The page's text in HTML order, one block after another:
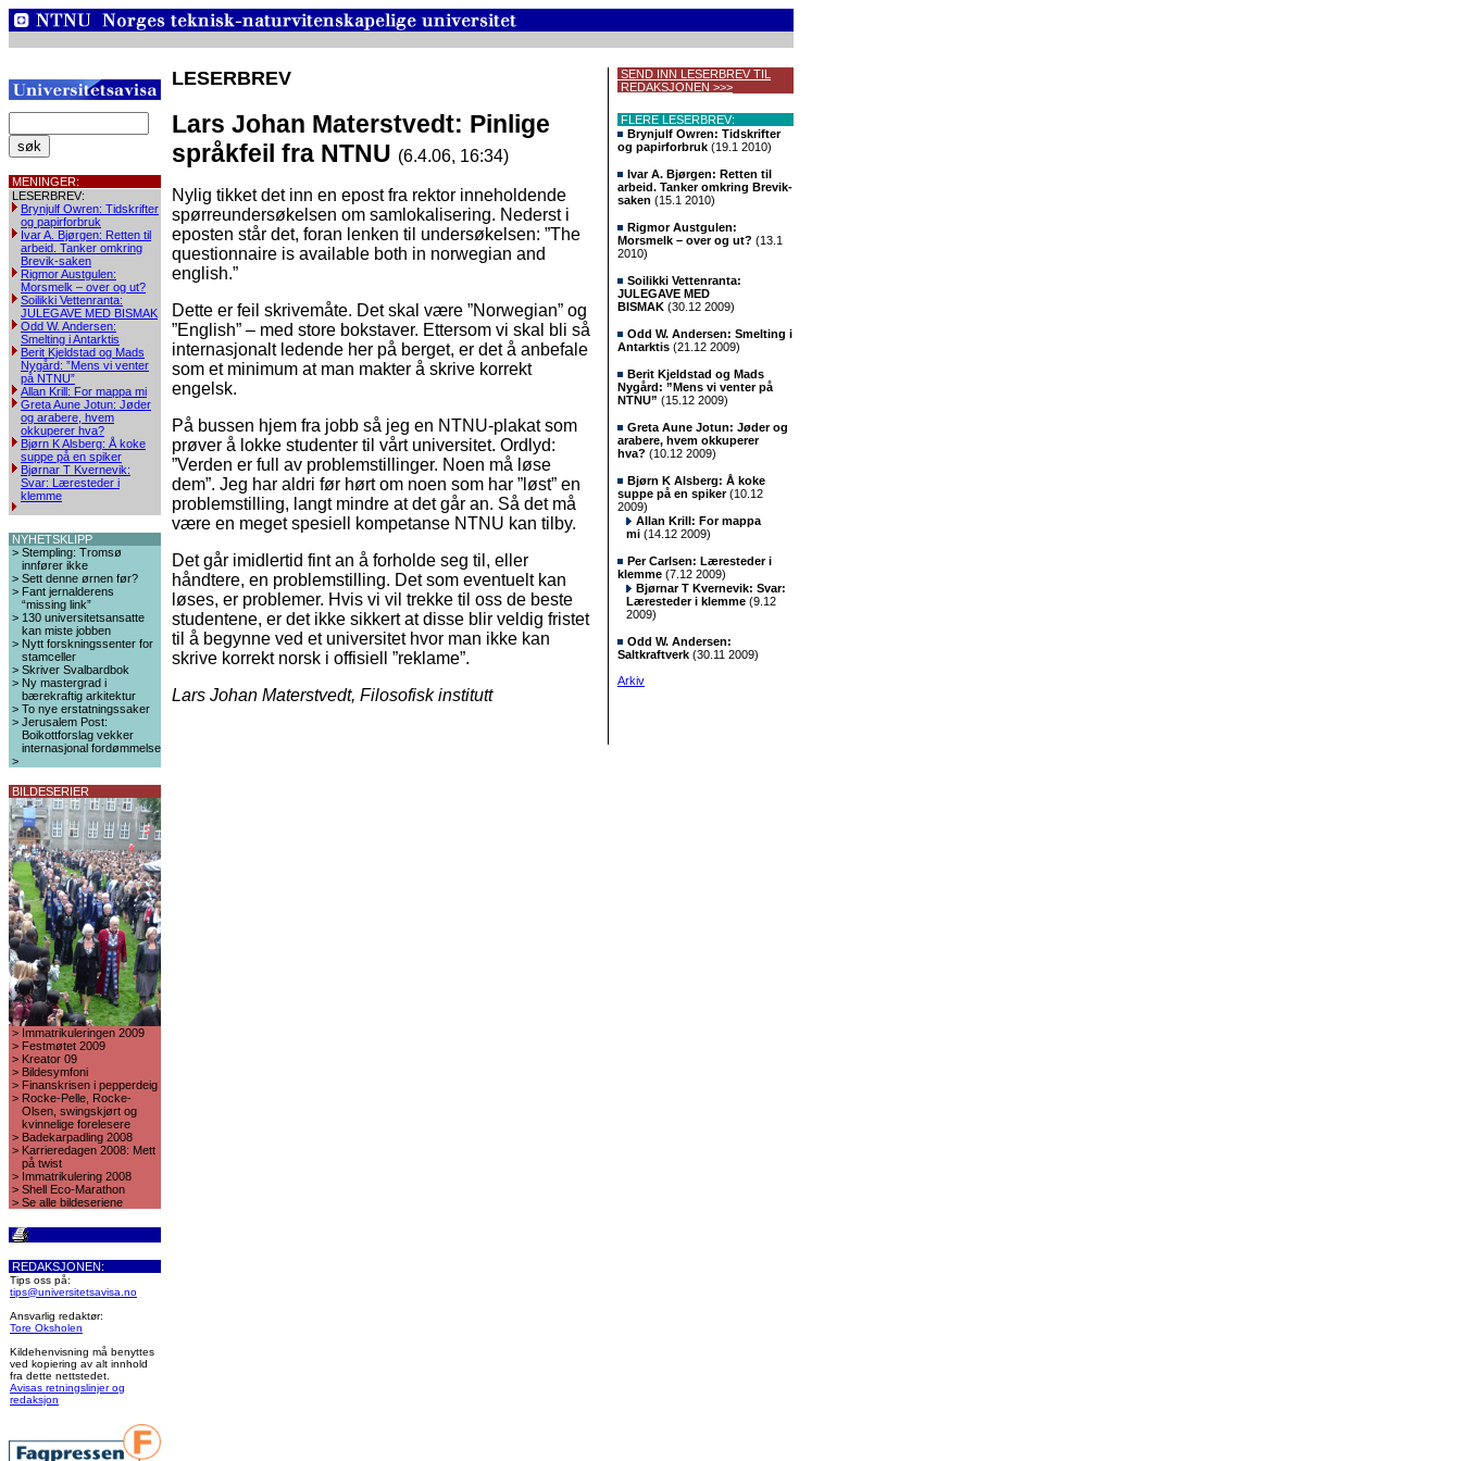
MENINGER:
LESERBREV:
Brynjulf Owren: Tidskrifter
og papirforbruk
Ivar A. Bjørgen: Retten til
arbeid. Tanker omkring
Brevik-saken
Rigmor Austgulen:
Morsmelk – over og ut?
Soilikki Vettenranta:
JULEGAVE MED BISMAK
Odd W. Andersen:
Smelting i Antarktis
Berit Kjeldstad og Mads
Nygård: ”Mens vi venter
på NTNU”
Allan Krill: For mappa mi
Greta Aune Jotun: Jøder
og arabere, hvem
okkuperer hva?
Bjørn K Alsberg: Å koke
suppe på en spiker
Bjørnar T Kvernevik:
Svar: Læresteder i
klemme
NYHETSKLIPP
> Stempling: Tromsø
innfører ikke
> Sett denne ørnen før?
> Fant jernalderens
“missing link”
> 130 universitetsansatte
kan miste jobben
> Nytt forskningssenter for
stamceller
> Skriver Svalbardbok
> Ny mastergrad i
bærekraftig arkitektur
> To nye erstatningssaker
> Jerusalem Post:
Boikottforslag vekker
internasjonal fordømmelse
>
BILDESERIER
> Immatrikuleringen 2009
> Festmøtet 2009
> Kreator 09
> Bildesymfoni
> Finanskrisen i pepperdeig
> Rocke-Pelle, Rocke-
Olsen, swingskjørt og
kvinnelige forelesere
> Badekarpadling 2008
> Karrieredagen 2008: Mett
på twist
> Immatrikulering 2008
> Shell Eco-Marathon
> Se alle bildeseriene
REDAKSJONEN:
Tips oss på:
tips@universitetsavisa.no
Ansvarlig redaktør:
Tore Oksholen
Kildehenvisning må benyttes
ved kopiering av alt innhold
fra dette nettstedet.
Avisas retningslinjer og
redaksjon
LESERBREV
Lars Johan Materstvedt: Pinlige
språkfeil fra NTNU (6.4.06, 16:34)
Nylig tikket det inn en epost fra rektor inneholdende
spørreundersøkelsen om samlokalisering. Nederst i
eposten står det, foran lenken til undersøkelsen: ”The
questionnaire is available both in norwegian and
english.”
Dette er feil skrivemåte. Det skal være ”Norwegian” og
”English” – med store bokstaver. Ettersom vi skal bli så
internasjonalt ledende her på berget, er det å anbefale
som et minimum at man makter å skrive korrekt
engelsk.
På bussen hjem fra jobb så jeg en NTNU-plakat som
prøver å lokke studenter til vårt universitet. Ordlyd:
”Verden er full av problemstillinger. Noen må løse
dem”. Jeg har aldri før hørt om noen som har ”løst” en
problemstilling, langt mindre at det går an. Så det må
være en meget spesiell kompetanse NTNU kan tilby.
Det går imidlertid fint an å forholde seg til, eller
håndtere, en problemstilling. Det som eventuelt kan
løses, er problemer. Hvis vi vil trekke til oss de beste
studentene, er det ikke sikkert at disse blir veldig fristet
til å begynne ved et universitet hvor man ikke kan
skrive korrekt norsk i offisiell ”reklame”.
Lars Johan Materstvedt, Filosofisk institutt
SEND INN LESERBREV TIL
REDAKSJONEN >>>
FLERE LESERBREV:
Brynjulf Owren: Tidskrifter
og papirforbruk (19.1 2010)
Ivar A. Bjørgen: Retten til
arbeid. Tanker omkring Brevik-
saken (15.1 2010)
Rigmor Austgulen:
Morsmelk – over og ut? (13.1
2010)
Soilikki Vettenranta:
JULEGAVE MED
BISMAK (30.12 2009)
Odd W. Andersen: Smelting i
Antarktis (21.12 2009)
Berit Kjeldstad og Mads
Nygård: ”Mens vi venter på
NTNU” (15.12 2009)
Greta Aune Jotun: Jøder og
arabere, hvem okkuperer
hva? (10.12 2009)
Bjørn K Alsberg: Å koke
suppe på en spiker(10.12
2009)
Allan Krill: For mappa
mi (14.12 2009)
Per Carlsen: Læresteder i
klemme (7.12 2009)
Bjørnar T Kvernevik: Svar:
Læresteder i klemme (9.12
2009)
Odd W. Andersen:
Saltkraftverk (30.11 2009)
Arkiv